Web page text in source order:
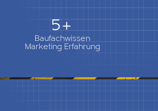
5+
Baufachwissen
Marketing Erfahrung